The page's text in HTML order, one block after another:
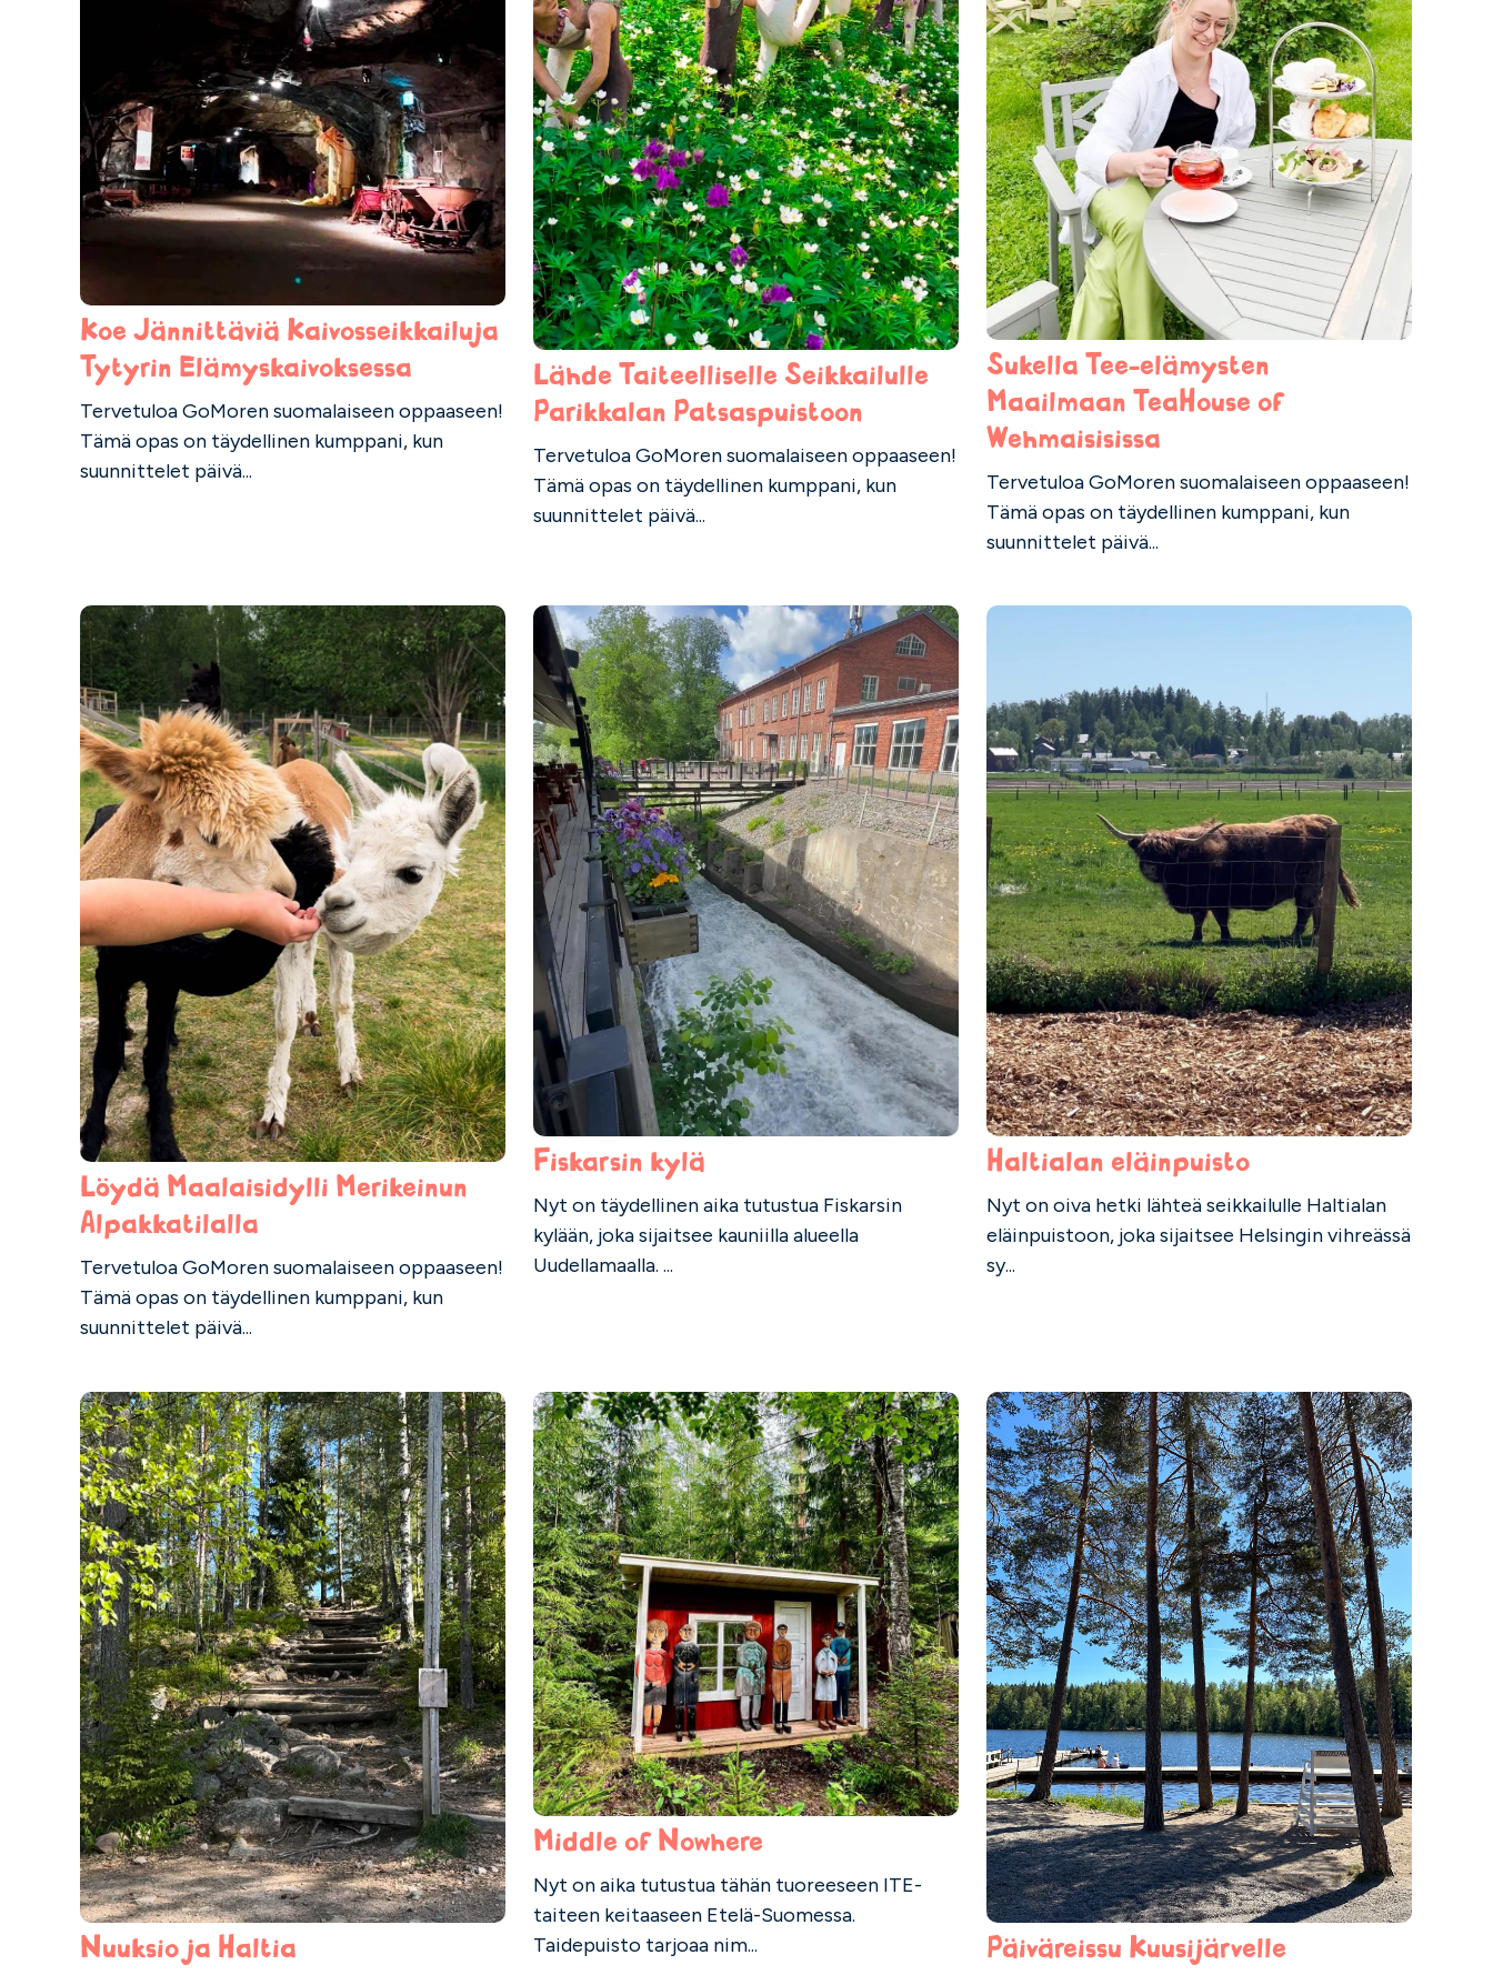
Koe Jännittäviä Kaivosseikkailuja
Tytyrin Elämyskaivoksessa
Tervetuloa GoMoren suomalaiseen oppaaseen!
Tämä opas on täydellinen kumppani, kun
suunnittelet päivä...
Lähde Taiteelliselle Seikkailulle
Parikkalan Patsaspuistoon
Tervetuloa GoMoren suomalaiseen oppaaseen!
Tämä opas on täydellinen kumppani, kun
suunnittelet päivä...
Sukella Tee-elämysten
Maailmaan TeaHouse of
Wehmaisisissa
Tervetuloa GoMoren suomalaiseen oppaaseen!
Tämä opas on täydellinen kumppani, kun
suunnittelet päivä...
Löydä Maalaisidylli Merikeinun
Alpakkatilalla
Tervetuloa GoMoren suomalaiseen oppaaseen!
Tämä opas on täydellinen kumppani, kun
suunnittelet päivä...
Fiskarsin kylä
Nyt on täydellinen aika tutustua Fiskarsin
kylään, joka sijaitsee kauniilla alueella
Uudellamaalla. ...
Haltialan eläinpuisto
Nyt on oiva hetki lähteä seikkailulle Haltialan
eläinpuistoon, joka sijaitsee Helsingin vihreässä
sy...
Nuuksio ja Haltia
Middle of Nowhere
Nyt on aika tutustua tähän tuoreeseen ITE-
taiteen keitaaseen Etelä-Suomessa.
Taidepuisto tarjoaa nim...
Päiväreissu Kuusijärvelle